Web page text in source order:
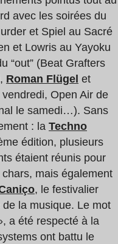
avec les soirées du
et Spiel au Sacré
et Lowris au Yayoku
“out” (Beat Grafters
Roman Flügel et
Open Air de
le samedi…). Sans
: la Techno
édition, plusieurs
étaient réunis pour
mais également
, le festivalier
la musique. Le mot
a été respecté à la
ont battu le